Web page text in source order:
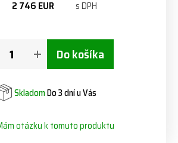
2 746 EUR s DPH
Do košíka
SkladomDo 3 dní u Vás
otázku k tomuto produktu